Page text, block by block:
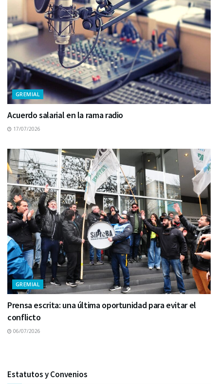
GREMIAL
Acuerdo salarial en la rama radio
17/07/2026
GREMIAL
Prensa escrita: una última oportunidad para evitar el
conflicto
06/07/2026
Estatutos y Convenios